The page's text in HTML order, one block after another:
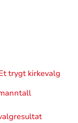
trygt kirkevalg